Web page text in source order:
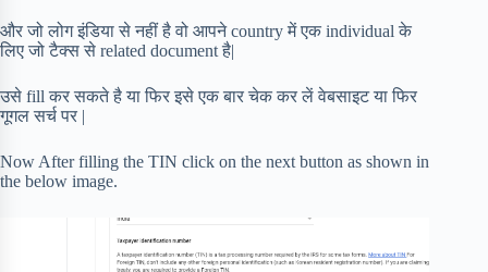
और जो लोग इंडिया से नहीं है वो आपने country में एक individual के
लिए जो टैक्स से related document है|
उसे fill कर सकते है या फिर इसे एक बार चेक कर लें वेबसाइट या फिर
गूगल सर्च पर |
Now After filling the TIN click on the next button as shown in
the below image.